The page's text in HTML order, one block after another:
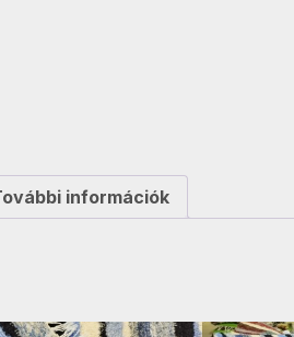
információk